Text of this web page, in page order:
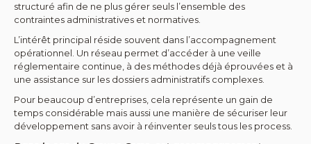
structuré afin de ne plus gérer seuls l’ensemble des
contraintes administratives et normatives.
L’intérêt principal réside souvent dans l’accompagnement
opérationnel. Un réseau permet d’accéder à une veille
réglementaire continue, à des méthodes déjà éprouvées et à
une assistance sur les dossiers administratifs complexes.
Pour beaucoup d’entreprises, cela représente un gain de
temps considérable mais aussi une manière de sécuriser leur
développement sans avoir à réinventer seuls tous les process.